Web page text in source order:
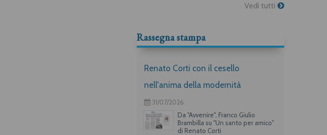
Vedi tutti
Rassegna stampa
Renato Corti con il cesello
nell'anima della modernità
31/07/2026
Da "Avvenire", Franco Giulio
Brambilla su "Un santo per amico"
di Renato Corti